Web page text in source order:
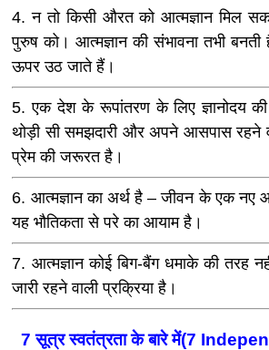
4. न तो किसी औरत को आत्मज्ञान मिल
पुरुष को। आत्मज्ञान की संभावना तभी
ऊपर उठ जाते हैं।
5. एक देश के रूपांतरण के लिए ज्ञानोदय
थोड़ी सी समझदारी और अपने आसपास रहने
प्रेम की जरूरत है।
6. आत्मज्ञान का अर्थ है – जीवन के एक नए
यह भौतिकता से परे का आयाम है।
7. आत्मज्ञान कोई बिग-बैंग धमाके की तरह
जारी रहने वाली प्रक्रिया है।
7 सूत्र स्वतंत्रता के बारे में(7